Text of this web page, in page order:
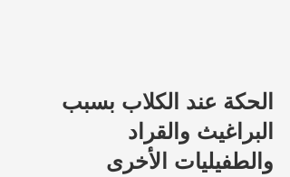
الحكة عند الكلاب بسبب
البراغيث والقراد
والطفيليات الأخرى